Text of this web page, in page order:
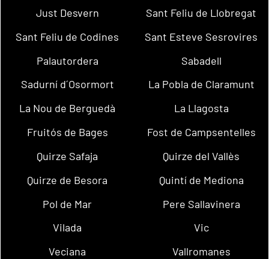
Just Desvern
Sant Feliu de Llobregat
Sant Feliu de Codines
Sant Esteve Sesrovires
Palautordera
Sabadell
Sadurní d´Osormort
La Pobla de Claramunt
La Nou de Berguedà
La Llagosta
Fruitós de Bages
Fost de Campsentelles
Quirze Safaja
Quirze del Vallès
Quirze de Besora
Quintí de Mediona
Pol de Mar
Pere Sallavinera
Vilada
Vic
Veciana
Vallromanes